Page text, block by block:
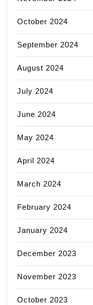
October 2024
September 2024
August 2024
July 2024
June 2024
May 2024
April 2024
March 2024
February 2024
January 2024
December 2023
November 2023
October 2023